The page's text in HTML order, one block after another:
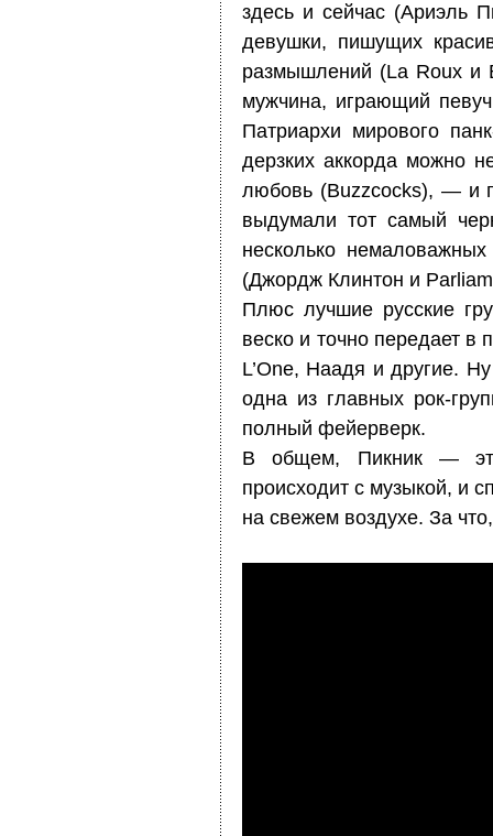
здесь и сейчас (Ариэль
девушки, пишущих
размышлений (La Roux и
мужчина, играющий
Патриархи мирового
дерзких аккорда можно
любовь (Buzzcocks), — и
выдумали тот самый
несколько
(Джордж Клинтон и
Плюс лучшие русские
веско и точно передает в
L’One, Наадя и другие.
одна из главных рок-
полный фейерверк.
В общем, Пикник — это
происходит с музыкой, и
на свежем воздухе. За